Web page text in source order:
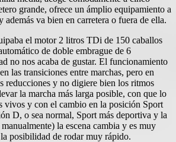
grande, ofrece un ámplio equipamiento a
va bien en carretera o fuera de ella.
el motor 2 litros TDi de 150 caballos
de doble embrague de 6
no nos acaba de gustar. El funcionamiento
las transiciones entre marchas, pero en
reducciones y no digiere bien los ritmos
la marcha más larga posible, con que lo
vivos y con el cambio en la posición Sport
D, o sea normal, Sport más deportiva y la
la escena cambia y es muy
posibilidad de rodar muy rápido.